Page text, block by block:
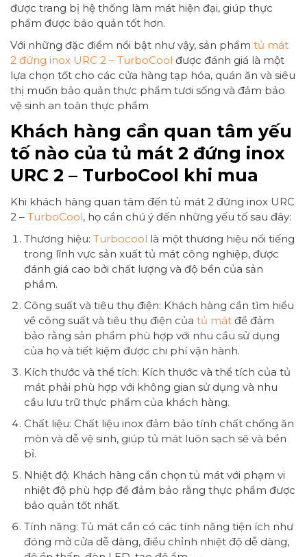
được trang bị hệ thống làm mát hiện đại, giúp thực
phẩm được bảo quản tốt hơn.
Với những đặc điểm nổi bật như vậy, sản phẩm tủ mát
2 đứng inox URC 2 – TurboCool được đánh giá là một
lựa chọn tốt cho các cửa hàng tạp hóa, quán ăn và siêu
thị muốn bảo quản thực phẩm tươi sống và đảm bảo
vệ sinh an toàn thực phẩm
Khách hàng cần quan tâm yếu
tố nào của tủ mát 2 đứng inox
URC 2 – TurboCool khi mua
Khi khách hàng quan tâm đến tủ mát 2 đứng inox URC
2 – TurboCool, họ cần chú ý đến những yếu tố sau đây:
Thương hiệu: Turbocool là một thương hiệu nổi tiếng
trong lĩnh vực sản xuất tủ mát công nghiệp, được
đánh giá cao bởi chất lượng và độ bền của sản
phẩm.
Công suất và tiêu thụ điện: Khách hàng cần tìm hiểu
về công suất và tiêu thụ điện của tủ mátđể đảm
bảo rằng sản phẩm phù hợp với nhu cầu sử dụng
của họ và tiết kiệm được chi phí vận hành.
Kích thước và thể tích: Kích thước và thể tích của tủ
mát phải phù hợp với không gian sử dụng và nhu
cầu lưu trữ thực phẩm của khách hàng.
Chất liệu: Chất liệu inox đảm bảo tính chất chống ăn
mòn và dễ vệ sinh, giúp tủ mát luôn sạch sẽ và bền
bỉ.
Nhiệt độ: Khách hàng cần chọn tủ mát với phạm vi
nhiệt độ phù hợp để đảm bảo rằng thực phẩm được
bảo quản tốt nhất.
Tính năng: Tủ mát cần có các tính năng tiện ích như
đóng mở cửa dễ dàng, điều chỉnh nhiệt độ dễ dàng,